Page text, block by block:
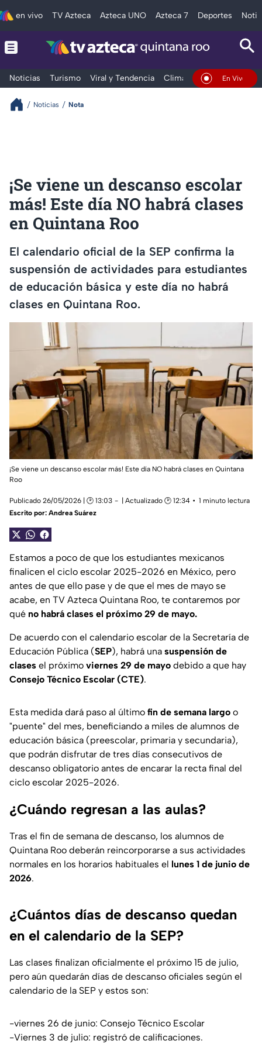
en vivo TV Azteca Azteca UNO Azteca 7 Deportes
Noticias Turismo Viral y Tendencia Clima TráficoEn Vivo
Noticias Nota
¡Se viene un descanso escolar
más! Este día NO habrá clases
en Quintana Roo
El calendario oficial de la SEP confirma la
suspensión de actividades para estudiantes
de educación básica y este día no habrá
clases en Quintana Roo.
¡Se viene un descanso escolar más! Este día NO habrá clases en Quintana
Roo
Publicado 26/05/2026 | 🕑 13:03 | Actualizado 🕑 12:34
1 minuto lectura
Escrito por: Andrea Suárez
Estamos a poco de que los estudiantes mexicanos
finalicen el ciclo escolar 2025-2026 en México, pero
antes de que ello pase y de que el mes de mayo se
acabe, en TV Azteca Quintana Roo, te contaremos por
qué no habrá clases el próximo 29 de mayo.
De acuerdo con el calendario escolar de la Secretaría de
Educación Pública (SEP), habrá una suspensión de
clases el próximo viernes 29 de mayo debido a que hay
Consejo Técnico Escolar (CTE).
Esta medida dará paso al último fin de semana largo o
"puente" del mes, beneficiando a miles de alumnos de
educación básica (preescolar, primaria y secundaria),
que podrán disfrutar de tres días consecutivos de
descanso obligatorio antes de encarar la recta final del
ciclo escolar 2025-2026.
¿Cuándo regresan a las aulas?
Tras el fin de semana de descanso, los alumnos de
Quintana Roo deberán reincorporarse a sus actividades
normales en los horarios habituales el lunes 1 de junio de
2026.
¿Cuántos días de descanso quedan
en el calendario de la SEP?
Las clases finalizan oficialmente el próximo 15 de julio,
pero aún quedarán días de descanso oficiales según el
calendario de la SEP y estos son:
-viernes 26 de junio: Consejo Técnico Escolar
-Viernes 3 de julio: registró de calificaciones.